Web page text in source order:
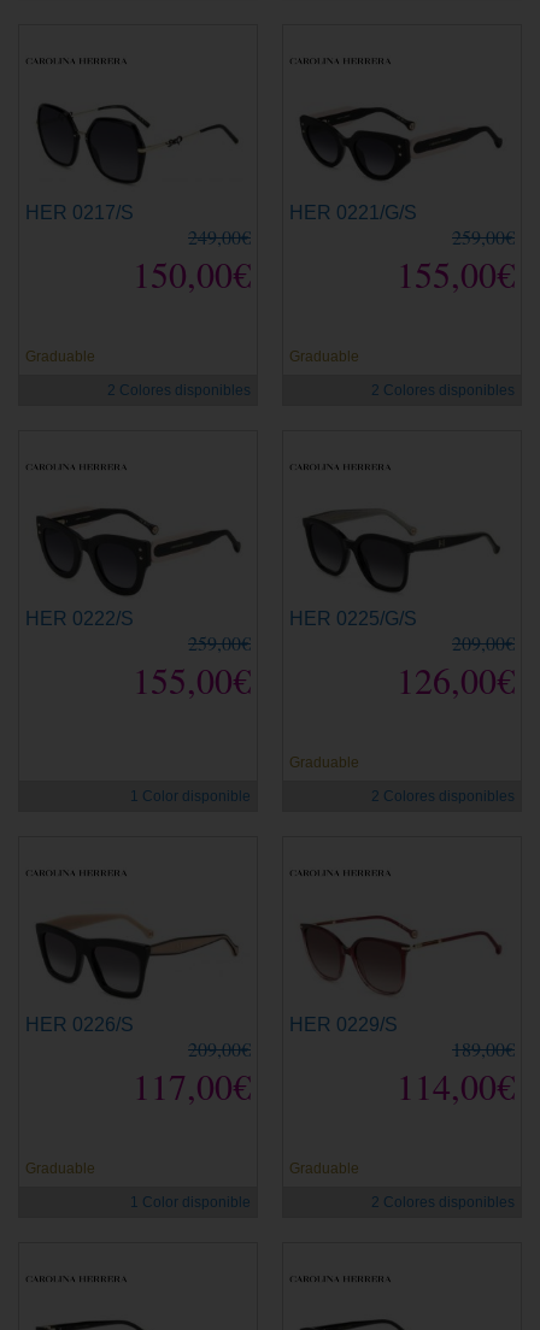
HER 0217/S
249,00€
150,00€
Graduable
2 Colores disponibles
HER 0221/G/S
259,00€
155,00€
Graduable
2 Colores disponibles
HER 0222/S
259,00€
155,00€
1 Color disponible
HER 0225/G/S
209,00€
126,00€
Graduable
2 Colores disponibles
HER 0226/S
209,00€
117,00€
Graduable
1 Color disponible
HER 0229/S
189,00€
114,00€
Graduable
2 Colores disponibles